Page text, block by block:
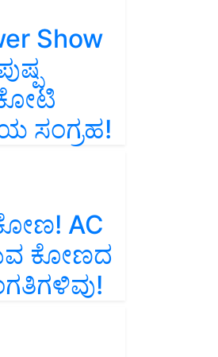
Show
ಕೋಟಿ
ಸಂಗ್ರಹ!
AC
ಕೋಣದ